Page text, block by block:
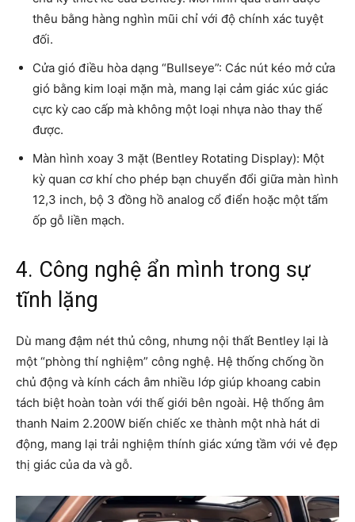
thêu bằng hàng nghìn mũi chỉ với độ chính xác tuyệt
đối.
Cửa gió điều hòa dạng “Bullseye”: Các nút kéo mở cửa
gió bằng kim loại mặn mà, mang lại cảm giác xúc giác
cực kỳ cao cấp mà không một loại nhựa nào thay thế
được.
Màn hình xoay 3 mặt (Bentley Rotating Display): Một
kỳ quan cơ khí cho phép bạn chuyển đổi giữa màn hình
12,3 inch, bộ 3 đồng hồ analog cổ điển hoặc một tấm
ốp gỗ liền mạch.
4. Công nghệ ẩn mình trong sự
tĩnh lặng
Dù mang đậm nét thủ công, nhưng nội thất Bentley lại là
một “phòng thí nghiệm” công nghệ. Hệ thống chống ồn
chủ động và kính cách âm nhiều lớp giúp khoang cabin
tách biệt hoàn toàn với thế giới bên ngoài. Hệ thống âm
thanh Naim 2.200W biến chiếc xe thành một nhà hát di
động, mang lại trải nghiệm thính giác xứng tầm với vẻ đẹp
thị giác của da và gỗ.